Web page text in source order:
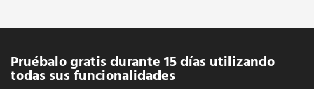
Pruébalo gratis durante 15 días utilizando
todas sus funcionalidades